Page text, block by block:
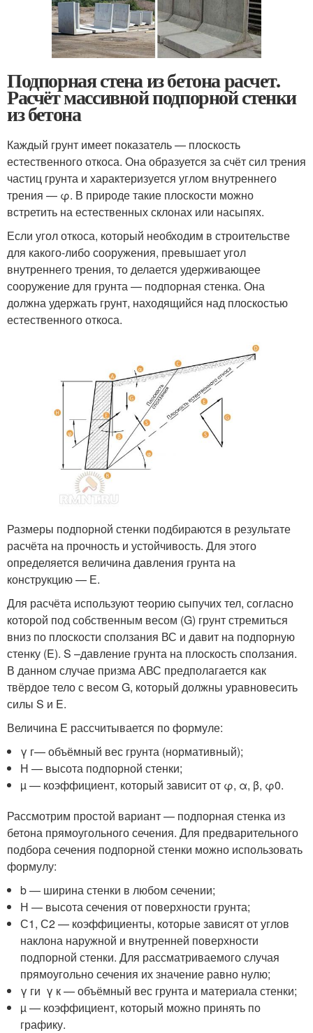
Подпорная стена из бетона расчет.
Расчёт массивной подпорной стенки
из бетона
Каждый грунт имеет показатель — плоскость
естественного откоса. Она образуется за счёт сил трения
частиц грунта и характеризуется углом внутреннего
трения — φ. В природе такие плоскости можно
встретить на естественных склонах или насыпях.
Если угол откоса, который необходим в строительстве
для какого-либо сооружения, превышает угол
внутреннего трения, то делается удерживающее
сооружение для грунта — подпорная стенка. Она
должна удержать грунт, находящийся над плоскостью
естественного откоса.
Размеры подпорной стенки подбираются в результате
расчёта на прочность и устойчивость. Для этого
определяется величина давления грунта на
конструкцию — Е.
Для расчёта используют теорию сыпучих тел, согласно
которой под собственным весом (G) грунт стремиться
вниз по плоскости сползания ВС и давит на подпорную
стенку (E). S –давление грунта на плоскость сползания.
В данном случае призма АВС предполагается как
твёрдое тело с весом G, который должны уравновесить
силы S и E.
Величина Е рассчитывается по формуле:
γ г— объёмный вес грунта (нормативный);
Н — высота подпорной стенки;
µ — коэффициент, который зависит от φ, α, β, φ0.
Рассмотрим простой вариант — подпорная стенка из
бетона прямоугольного сечения. Для предварительного
подбора сечения подпорной стенки можно использовать
формулу:
b — ширина стенки в любом сечении;
Н — высота сечения от поверхности грунта;
С1, С2— коэффициенты, которые зависят от углов
наклона наружной и внутренней поверхности
подпорной стенки. Для рассматриваемого случая
прямоугольно сечения их значение равно нулю;
γ ги γ к— объёмный вес грунта и материала стенки;
µ — коэффициент, который можно принять по
графику.